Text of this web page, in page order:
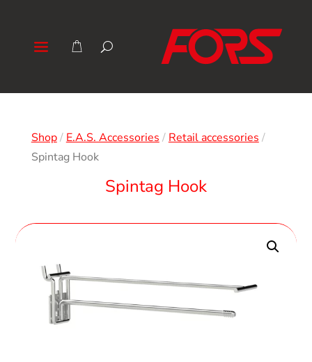
Shop/ E.A.S. Accessories / Retail accessories /
Spintag Hook
Spintag Hook